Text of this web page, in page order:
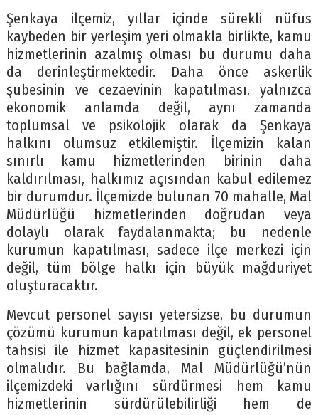
Şenkaya ilçemiz, yıllar içinde sürekli nüfus
kaybeden bir yerleşim yeri olmakla birlikte, kamu
hizmetlerinin azalmış olması bu durumu daha
da derinleştirmektedir. Daha önce askerlik
şubesinin ve cezaevinin kapatılması, yalnızca
ekonomik anlamda değil, aynı zamanda
toplumsal ve psikolojik olarak da Şenkaya
halkını olumsuz etkilemiştir. İlçemizin kalan
sınırlı kamu hizmetlerinden birinin daha
kaldırılması, halkımız açısından kabul edilemez
bir durumdur. İlçemizde bulunan 70 mahalle, Mal
Müdürlüğü hizmetlerinden doğrudan veya
dolaylı olarak faydalanmakta; bu nedenle
kurumun kapatılması, sadece ilçe merkezi için
değil, tüm bölge halkı için büyük mağduriyet
oluşturacaktır.
Mevcut personel sayısı yetersizse, bu durumun
çözümü kurumun kapatılması değil, ek personel
tahsisi ile hizmet kapasitesinin güçlendirilmesi
olmalıdır. Bu bağlamda, Mal Müdürlüğü’nün
ilçemizdeki varlığını sürdürmesi hem kamu
hizmetlerinin sürdürülebilirliği hem de